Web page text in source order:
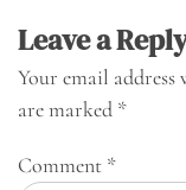
Leave a
Your email
are marked *
Comment *